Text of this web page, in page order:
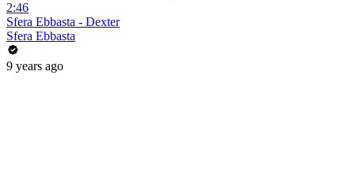
2:46
Sfera Ebbasta - Dexter
Sfera Ebbasta
9 years ago